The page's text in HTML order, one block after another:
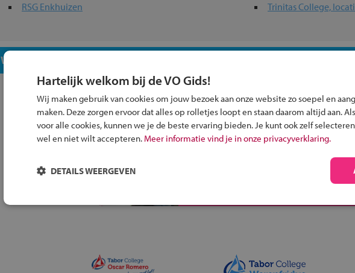
RSG Enkhuizen
Trinitas College,
Welk onderwijsconcept past bij jou?
Inschrijven?
Alle informatie om je kind aan te
Hartelijk welkom bij de VO Gids!
Wij maken gebruik van cookies om jouw bezoek aan onze website zo soepel en
maken. Deze zorgen ervoor dat alles op rolletjes loopt en staan daarom altijd aan.
voor alle cookies, kunnen we je de beste ervaring bieden. Je kunt ook zelf
wel en niet wilt accepteren. Meer informatie vind je in onze privacyverklaring.
DETAILS WEERGEVEN